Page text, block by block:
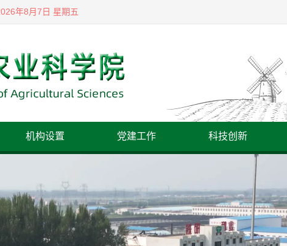
年8月7日 星期五
机构设置 党建工作 科技创新